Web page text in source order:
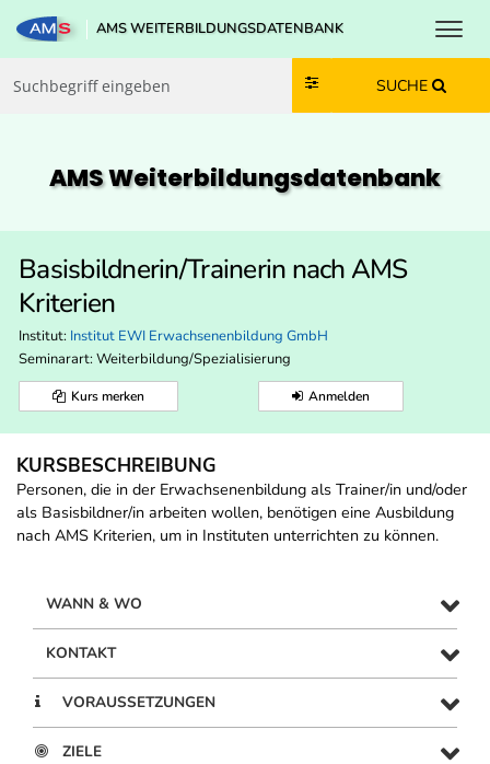
Zum Inhalt springen
Zum Navmenü springen
Zur Suche springen
Zur Footer springen
AMS WEITERBILDUNGSDATENBANK
SUCHE
AMS Weiterbildungs­datenbank
Basisbildnerin/Trainerin nach AMS
Kriterien
Institut: Institut EWI Erwachsenenbildung GmbH
Seminarart: Weiterbildung/Spezialisierung
Kurs merken Anmelden
KURSBESCHREIBUNG
Personen, die in der Erwachsenenbildung als Trainer/in und/oder
als Basisbildner/in arbeiten wollen, benötigen eine Ausbildung
nach AMS Kriterien, um in Instituten unterrichten zu können.
WANN & WO
KONTAKT
VORAUSSETZUNGEN
ZIELE